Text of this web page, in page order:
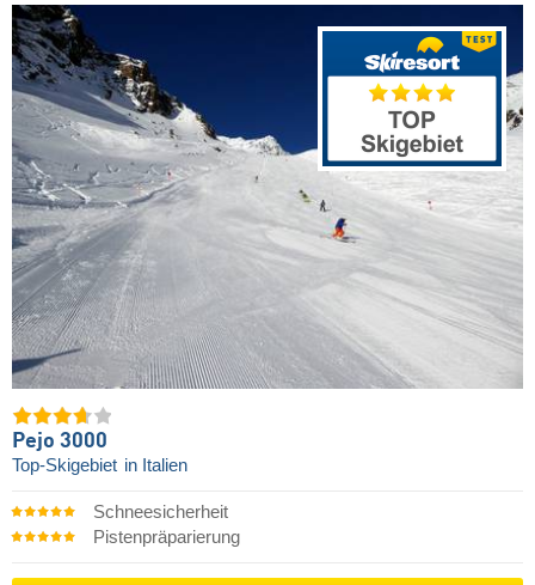
Pejo 3000
Top-Skigebiet in Italien
Schneesicherheit
Pistenpräparierung